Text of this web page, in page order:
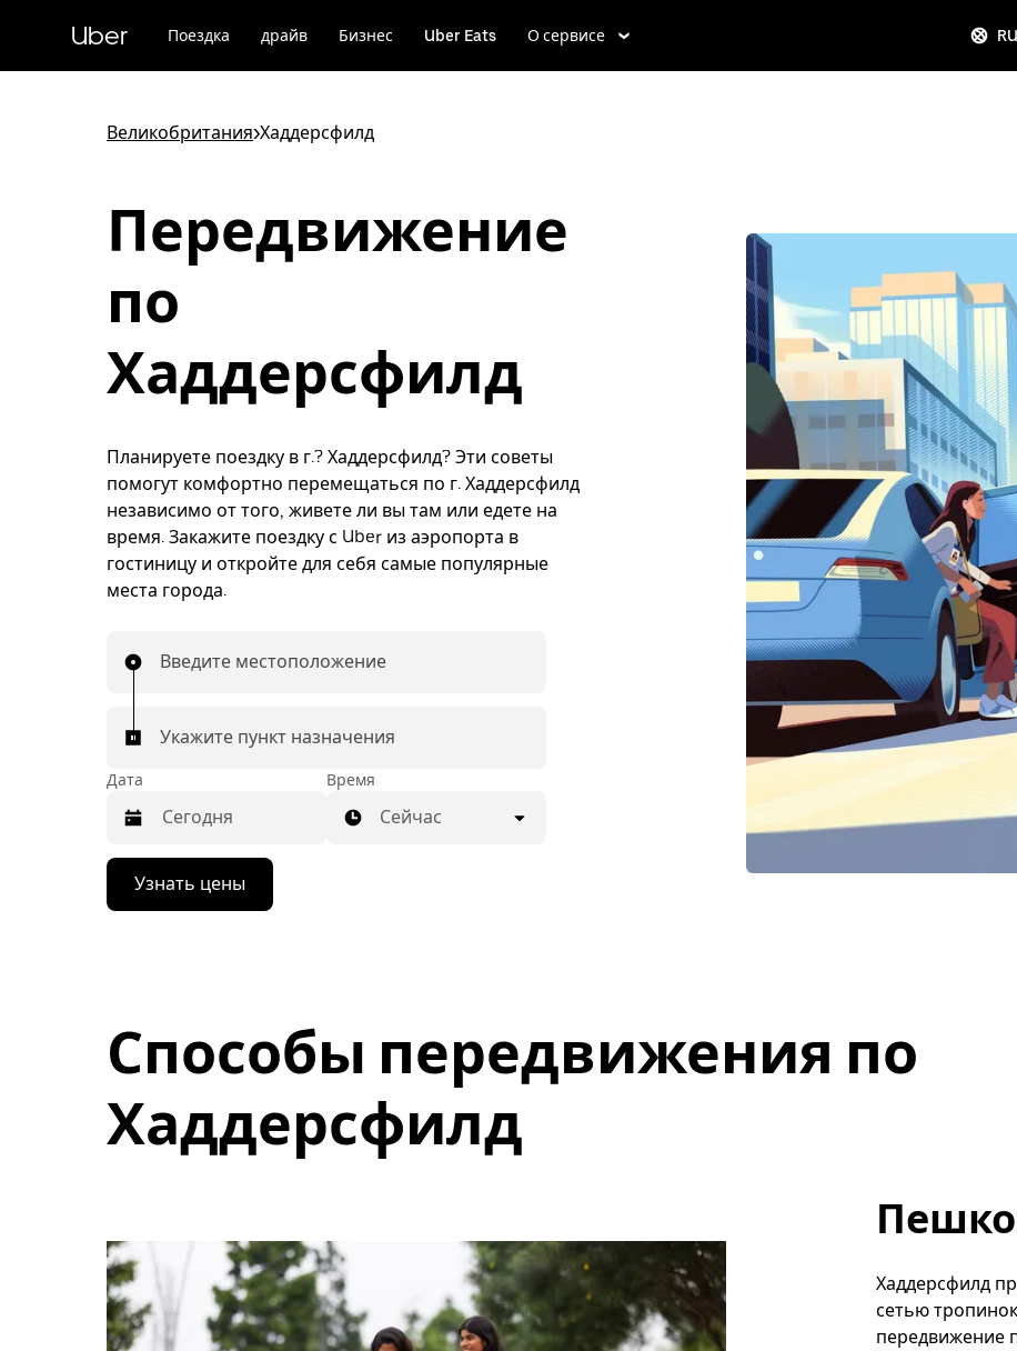
к
Uber Поездка драйв Бизнес Uber Eats О сервисе
Великобритания>Хаддерсфилд
Передвижение
по
Хаддерсфилд
Планируете поездку в г.? Хаддерсфилд? Эти советы
помогут комфортно перемещаться по г. Хаддерсфилд
независимо от того, живете ли вы там или едете на
время. Закажите поездку с Uber из аэропорта в
гостиницу и откройте для себя самые популярные
места города.
Введите местоположение
Укажите пункт назначения
Дата
Нажмите
стрелку
вниз,
выбрать
дату.
Чтобы
календарь,
нажмите
Время
Сейчас
Узнать цены
Способы передвижения по
Хаддерсфилд
Хаддерсфилд
сетью
передвижение